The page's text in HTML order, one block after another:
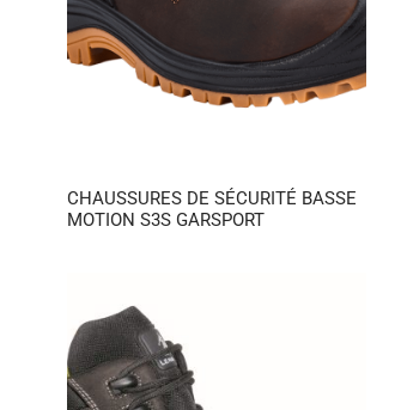
CHAUSSURES DE SÉCURITÉ BASSE
MOTION S3S GARSPORT